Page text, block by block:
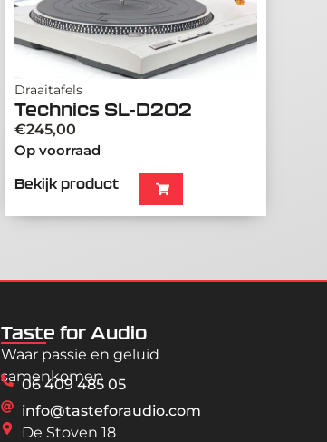
Draaitafels
Technics SL-D202
€245,00
Op voorraad
Bekijk product
Taste for Audio
Waar passie en geluid
samenkomen
06 409 485 05
info@tasteforaudio.com
De Stoven 18